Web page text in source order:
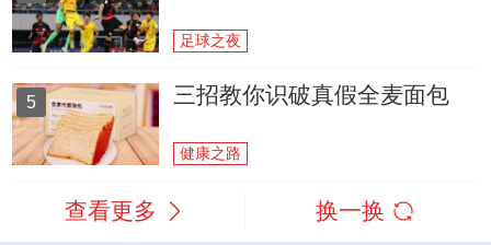
足球之夜
5 三招教你识破真假全麦面包
健康之路
查看更多 换一换